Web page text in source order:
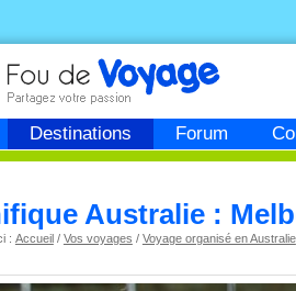
Destinations Forum
Australie :
: Accueil/ Vos voyages / Voyage organisé en Australie